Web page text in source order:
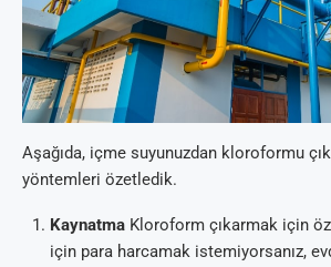
Aşağıda, içme suyunuzdan kloroformu
yöntemleri özetledik.
Kaynatma Kloroform çıkarmak için
için para harcamak istemiyorsanız,